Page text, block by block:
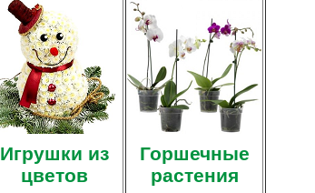
Игрушки из
цветов
Горшечные
растения